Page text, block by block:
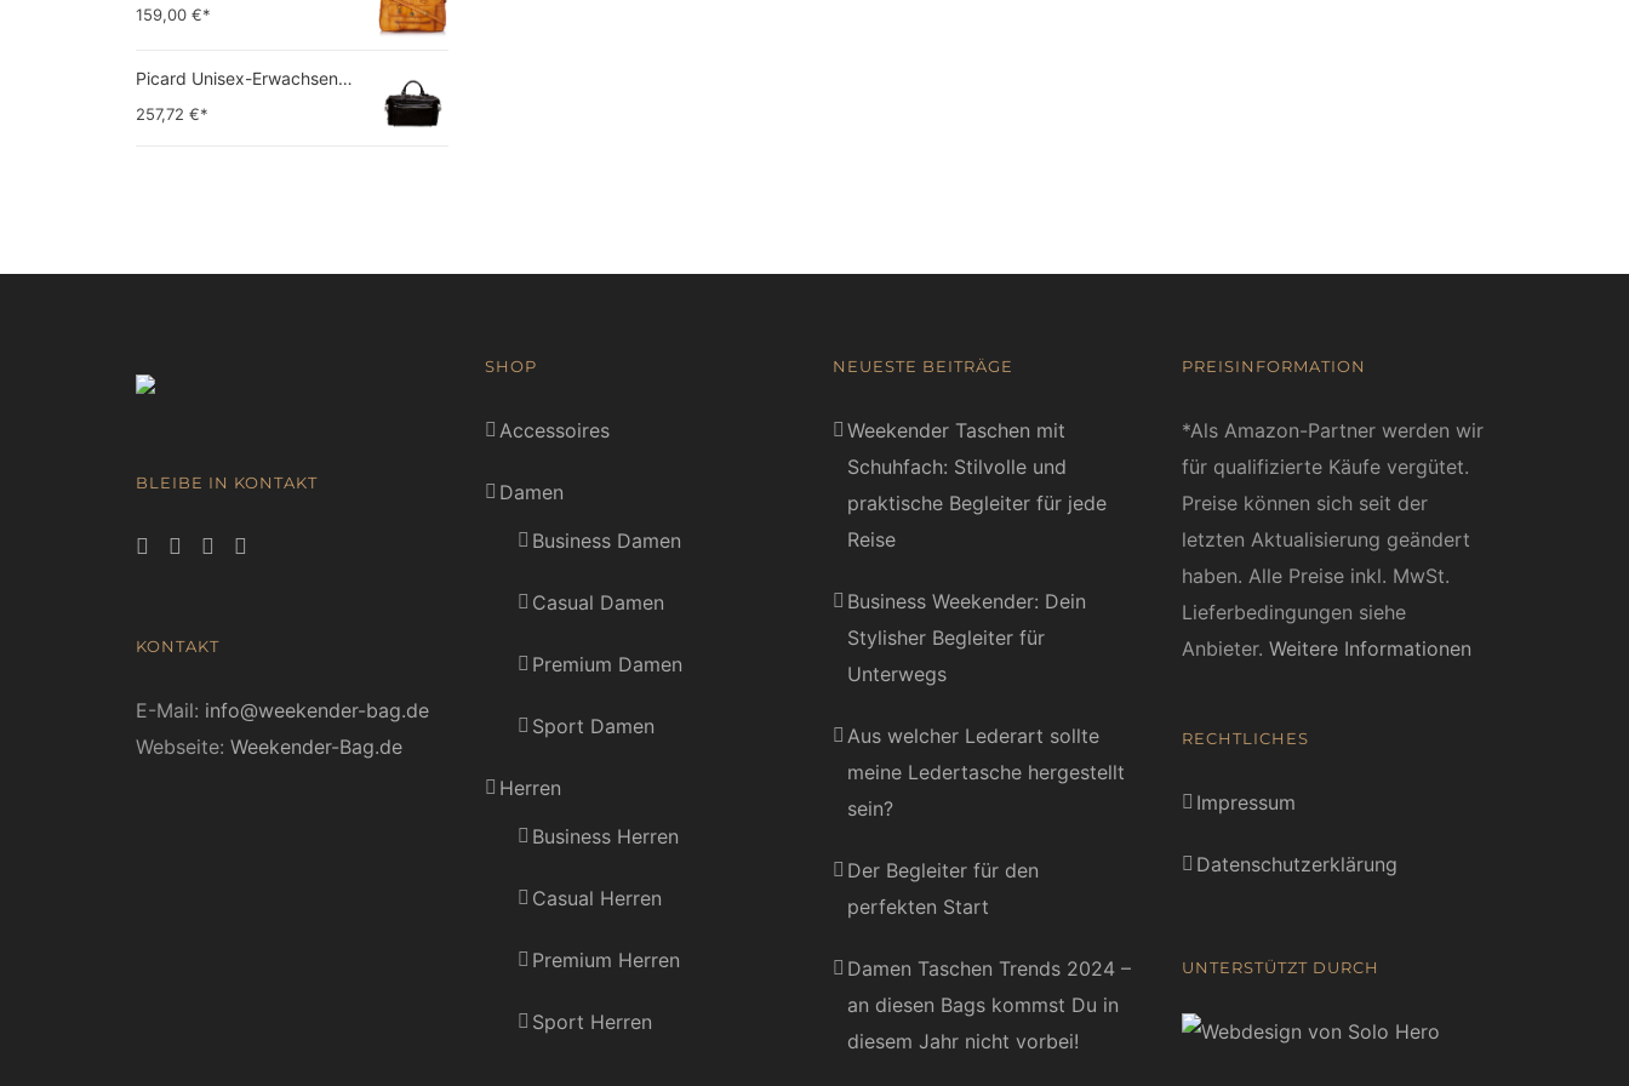
159,00 €*
Picard Unisex-Erwachsene Buddy Gepäck- Handgepäck
257,72 €*
BLEIBE IN KONTAKT
KONTAKT
E-Mail: info@weekender-bag.de
Webseite: Weekender-Bag.de
SHOP
Accessoires
Damen
Business Damen
Casual Damen
Premium Damen
Sport Damen
Herren
Business Herren
Casual Herren
Premium Herren
Sport Herren
NEUESTE BEITRÄGE
Weekender Taschen mit
Schuhfach: Stilvolle und
praktische Begleiter für jede
Reise
Business Weekender: Dein
Stylisher Begleiter für
Unterwegs
Aus welcher Lederart sollte
meine Ledertasche hergestellt
sein?
Der Begleiter für den
perfekten Start
Damen Taschen Trends 2024 –
an diesen Bags kommst Du in
diesem Jahr nicht vorbei!
PREISINFORMATION
*Als Amazon-Partner werden wir
für qualifizierte Käufe vergütet.
Preise können sich seit der
letzten Aktualisierung geändert
haben. Alle Preise inkl. MwSt.
Lieferbedingungen siehe
Anbieter. Weitere Informationen
RECHTLICHES
Impressum
Datenschutzerklärung
UNTERSTÜTZT DURCH